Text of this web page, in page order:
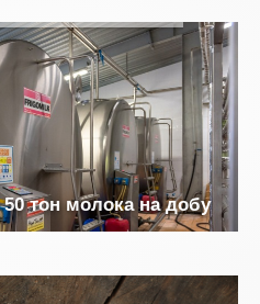
50 тон молока на добу